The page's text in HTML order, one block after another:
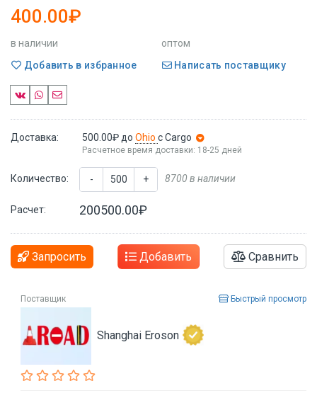
400.00₽
в наличии
оптом
Добавить в избранное
Написать поставщику
Доставка: 500.00₽ до Ohio с Cargo
Расчетное время доставки: 18-25 дней
Количество: - + 8700 в наличии
Расчет: 200500.00₽
Запросить Добавить Сравнить
Поставщик Быстрый просмотр
Shanghai Eroson